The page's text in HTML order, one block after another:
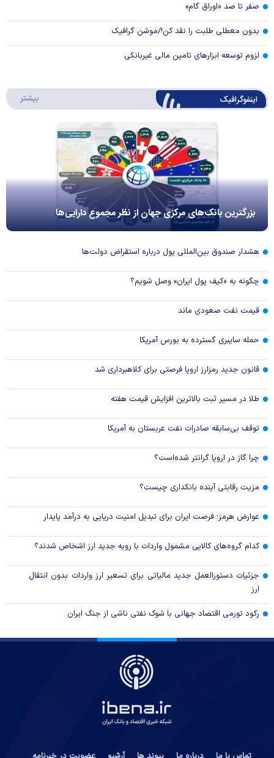
صفر تا صد «اوراق گام»
بدون معطلی طلبت را نقد کن!/موشن گرافیک
لزوم توسعه ابزارهای تامین مالی غیربانکی
اینفوگرافیک بیشتر
بزرگترین بانک‌های مرکزی جهان از نظر مجموع دارایی‌ها
هشدار صندوق بین‌المللی پول درباره استقراض دولت‌ها
چگونه به «کیف پول ایران» وصل شویم؟
قیمت نفت صعودی ماند
حمله سایبری گسترده به بورس آمریکا
قانون جدید رمزارز اروپا فرصتی برای کلاهبرداری شد
طلا در مسیر ثبت بالاترین افزایش قیمت هفته
توقف بی‌سابقه صادرات نفت عربستان به آمریکا
چرا گاز در اروپا گرانتر شده‌است؟
مزیت رقابتی آینده بانکداری چیست؟
عوارض هرمز؛ فرصت ایران برای تبدیل امنیت دریایی به درآمد پایدار
کدام گروه‌های کالایی مشمول واردات با رویه جدید ارز اشخاص شدند؟
جزئیات دستورالعمل جدید مالیاتی برای تسعیر ارز واردات بدون انتقال
ارز
رکود تورمی اقتصاد جهانی با شوک نفتی ناشی از جنگ ایران